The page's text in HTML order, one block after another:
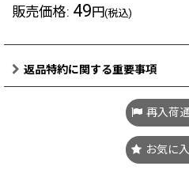
販売価格: 49円(税込)
返品特約に関する重要事項
再入荷
お気に